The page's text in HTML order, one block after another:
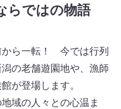
らではの物語
から一転！ 今では行列
の老舗遊園地や、漁師
が登場します。
域の人々との心温ま